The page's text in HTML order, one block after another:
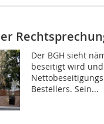
Der BGH sieht
beseitigt wird
Bestellers. Sein...